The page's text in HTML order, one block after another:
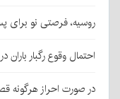
روسیه، فرصتی نو برای پسته
احتمال وقوع رگبار باران در
در صورت احراز هرگونه قصور